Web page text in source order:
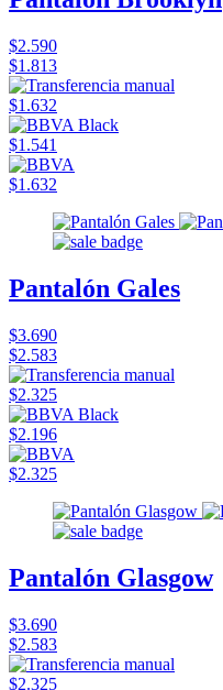
$2.590
$1.813
$1.632
$1.541
$1.632
Pantalón Gales
$3.690
$2.583
$2.325
$2.196
$2.325
Pantalón Glasgow
$3.690
$2.583
$2.325